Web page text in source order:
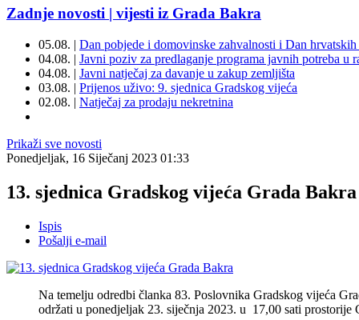
Zadnje novosti | vijesti iz Grada Bakra
05.08. | Dan pobjede i domovinske zahvalnosti i Dan
04.08. | Javni poziv za predlaganje programa javnih potreba
04.08. | Javni natječaj za davanje u zakup zemljišta
03.08. | Prijenos uživo: 9. sjednica Gradskog vijeća
02.08. | Natječaj za prodaju nekretnina
Prikaži sve novosti
Ponedjeljak, 16 Siječanj 2023 01:33
13. sjednica Gradskog vijeća Grada Bakra
Ispis
Pošalji e-mail
Na temelju odredbi članka 83. Poslovnika Gradskog vijeća
održati u ponedjeljak 23. siječnja 2023. u 17,00 sati